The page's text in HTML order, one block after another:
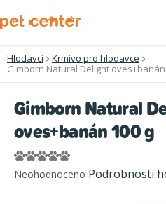
na
Hlodavci
Krmivo pro hlodavce
Gimborn Natural Delight oves+banán
Gimborn Natural
oves+banán 100 g
Průměrné
hodnocení
Neohodnoceno Podrobnosti